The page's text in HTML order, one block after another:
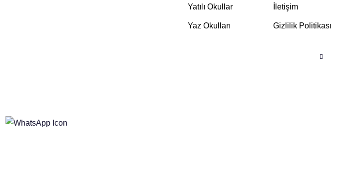
Yatılı Okullar
Yaz Okulları
İletişim
Gizlilik Politikası